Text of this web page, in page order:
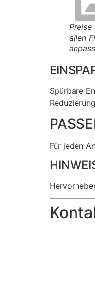
Preise
allen
Spürbare
Für jeden